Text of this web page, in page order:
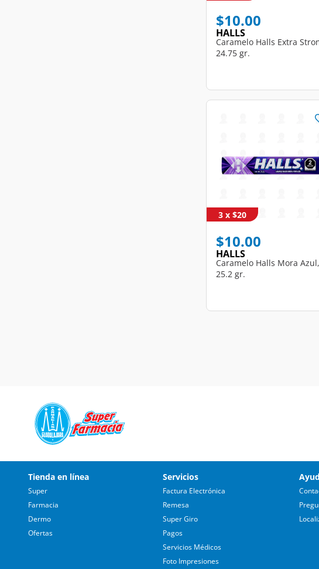
$10.00
HALLS
Caramelo Halls Extra
24.75 gr.
$10.00
HALLS
Caramelo Halls Mora Azul,
25.2 gr.
3 x $20
Tienda en línea
Super
Farmacia
Dermo
Ofertas
Servicios
Factura Electrónica
Remesa
Super Giro
Pagos
Servicios Médicos
Foto Impresiones